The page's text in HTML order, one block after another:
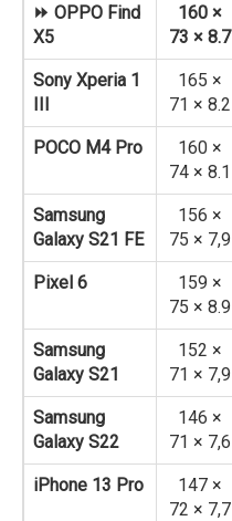
⏩ OPPO Find
X5
160 ×
73 × 8.7
Sony Xperia 1
III
165 ×
71 × 8.2
POCO M4 Pro
160 ×
74 × 8.1
Samsung
Galaxy S21 FE
156 ×
75 × 7,9
Pixel 6
159 ×
75 × 8.9
Samsung
Galaxy S21
152 ×
71 × 7,9
Samsung
Galaxy S22
146 ×
71 × 7,6
iPhone 13 Pro
147 ×
72 × 7,7